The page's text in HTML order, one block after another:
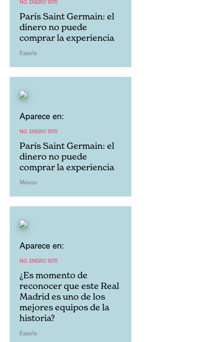
NO. ENERO 1970
París Saint Germain: el
dinero no puede
comprar la experiencia
España
Aparece en:
NO. ENERO 1970
París Saint Germain: el
dinero no puede
comprar la experiencia
México
Aparece en:
NO. ENERO 1970
¿Es momento de
reconocer que este Real
Madrid es uno de los
mejores equipos de la
historia?
España